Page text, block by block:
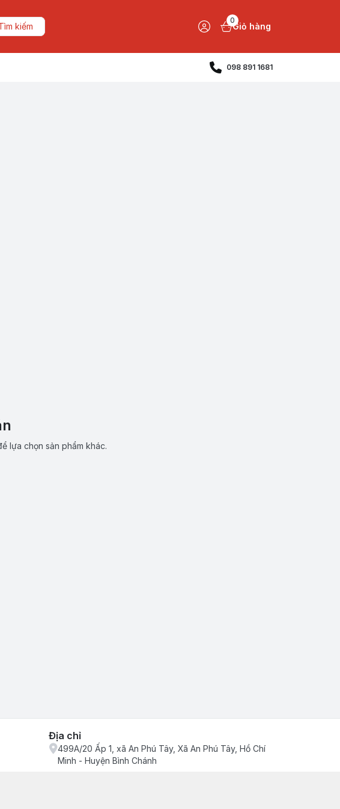
kiếm
0
Giỏ hàng
098 891 1681
lựa chọn sản phẩm khác.
Địa chỉ
499A/20 Ấp 1, xã An Phú Tây, Xã An Phú Tây, Hồ Chí
Minh - Huyện Bình Chánh